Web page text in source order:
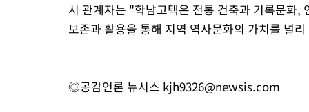
시 관계자는 "학남고택은 전통 건축과 기록문화
보존과 활용을 통해 지역 역사문화의 가치를 널
◎공감언론 뉴시스 kjh9326@newsis.com